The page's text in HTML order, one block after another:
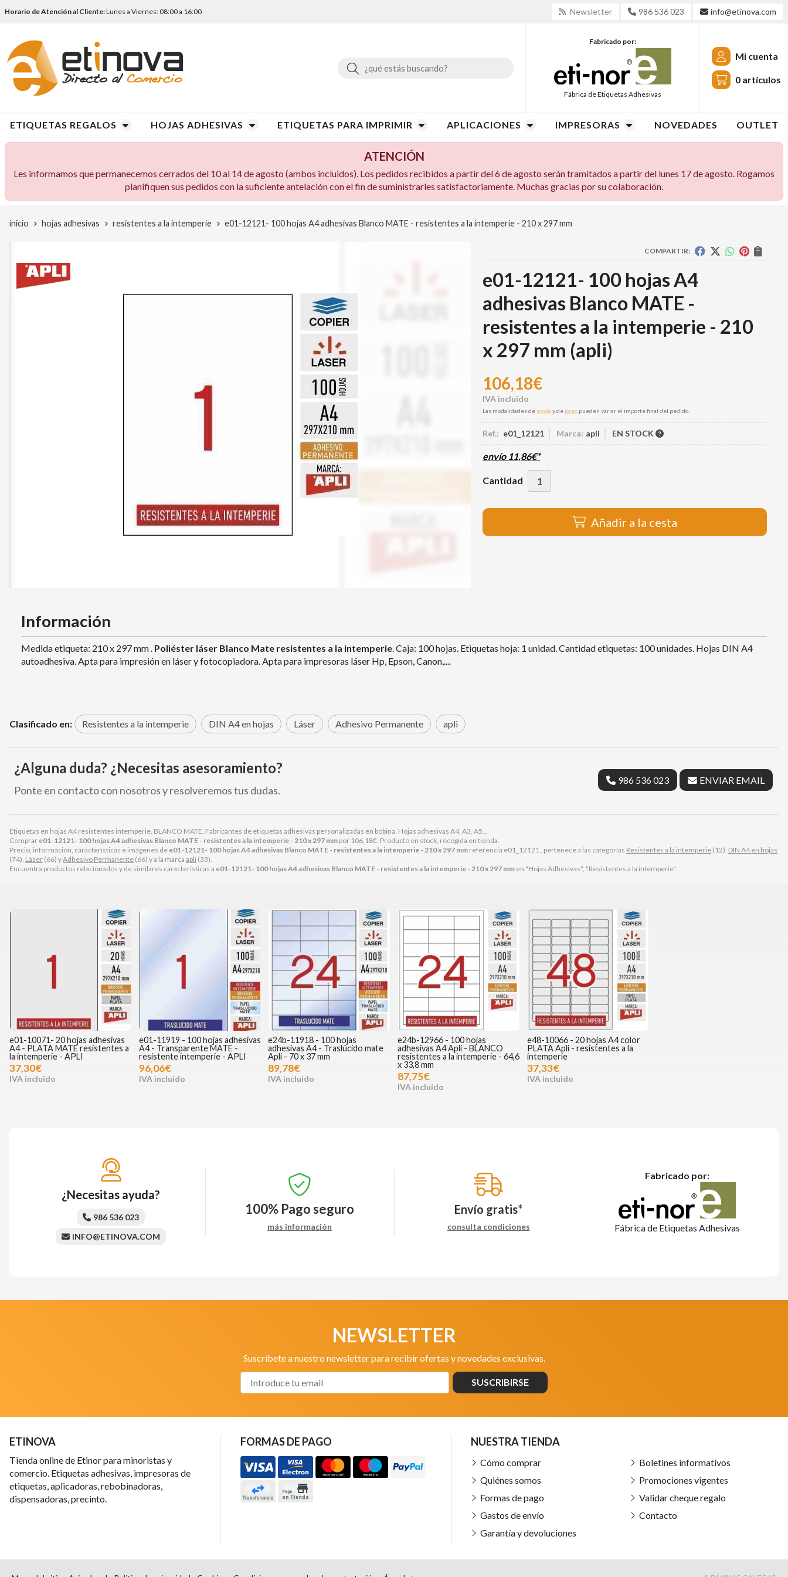
Horario de Atención al Cliente:Lunes a Viernes: 08:00 a 16:00 Newsletter 986 536 023 info@etinova.com
Buscar
Fabricado por:
Fábrica de Etiquetas Adhesivas
Mi cuenta
0 artículos
ETIQUETAS REGALOS HOJAS ADHESIVAS ETIQUETAS PARA IMPRIMIR APLICACIONES IMPRESORAS NOVEDADES OUTLET
ATENCIÓN
Les informamos que permanecemos cerrados del 10 al 14 de agosto (ambos incluidos). Los pedidos recibidos a partir del 6 de agosto serán tramitados a partir del lunes 17 de agosto. Rogamos
planifiquen sus pedidos con la suficiente antelación con el fin de suministrarles satisfactoriamente. Muchas gracias por su colaboración.
inicio hojas adhesivas resistentes a la intemperie e01-12121- 100 hojas A4 adhesivas Blanco MATE - resistentes a la intemperie - 210 x 297 mm
COMPARTIR:
e01-12121- 100 hojas A4
adhesivas Blanco MATE -
resistentes a la intemperie - 210
x 297 mm (apli)
106,18€
Las modalidades de envíoy de pago pueden variar el importe final del pedido.
Ref.: e01_12121 Marca: apli EN STOCK
envío 11,86€*
Cantidad
Añadir a la cesta
Etiquetas en hojas A4 resistentes intemperie. BLANCO MATE. Fabricantes de etiquetas adhesivas personalizadas en bobina. Hojas adhesivas A4, A3, A5...
Comprar e01-12121- 100 hojas A4 adhesivas Blanco MATE - resistentes a la intemperie - 210 x 297 mm por 106,18€ . Producto en stock, recogida en tienda.
Precio, información, características e imágenes de e01-12121- 100 hojas A4 adhesivas Blanco MATE - resistentes a la intemperie - 210 x 297 mm referencia e01_12121 , pertenece a las categorías Resistentes a la intemperie (12), DIN A4 en hojas
(74), Láser (66) yAdhesivo Permanente (66) y a la marca apli (33).
Encuentra productos relacionados y de similares características a e01-12121- 100 hojas A4 adhesivas Blanco MATE - resistentes a la intemperie - 210 x 297 mm en "Hojas Adhesivas", "Resistentes a la intemperie".
Información
Medida etiqueta: 210 x 297 mm . Poliéster láser Blanco Mate resistentes a la intemperie. Caja: 100 hojas. Etiquetas hoja: 1 unidad. Cantidad etiquetas: 100 unidades. Hojas DIN A4
autoadhesiva. Apta para impresión en láser y fotocopiadora. Apta para impresoras láser Hp, Epson, Canon,....
Clasificado en: Resistentes a la intemperie DIN A4 en hojas Láser Adhesivo Permanente apli
¿Alguna duda? ¿Necesitas asesoramiento?
Ponte en contacto con nosotros y resolveremos tus dudas.
986 536 023 ENVIAR EMAIL
e01-10071- 20 hojas adhesivas
A4 - PLATA MATE resistentes a
la intemperie - APLI
37,30€
e01-11919 - 100 hojas adhesivas
A4 - Transparente MATE -
resistente intemperie - APLI
96,06€
e24b-11918 - 100 hojas
adhesivas A4 - Traslúcido mate
Apli - 70 x 37 mm
89,78€
e24b-12966 - 100 hojas
adhesivas A4 Apli - BLANCO
resistentes a la intemperie - 64,6
x 33,8 mm
87,75€
e48-10066 - 20 hojas A4 color
PLATA Apli - resistentes a la
intemperie
37,33€
¿Necesitas ayuda?
986 536 023
INFO@ETINOVA.COM
100% Pago seguro
más información
Envío gratis*
consulta condiciones
Fabricado por:
Fábrica de Etiquetas Adhesivas
NEWSLETTER
Suscríbete a nuestro newsletter para recibir ofertas y novedades exclusivas.
SUSCRIBIRSE
ETINOVA
Tienda online de Etinor para minoristas y
comercio. Etiquetas adhesivas, impresoras de
etiquetas, aplicadoras, rebobinadoras,
dispensadoras, precinto.
FORMAS DE PAGO NUESTRA TIENDA
Cómo comprar
Quiénes somos
Formas de pago
Gastos de envío
Garantía y devoluciones
Boletines informativos
Promociones vigentes
Validar cheque regalo
Contacto